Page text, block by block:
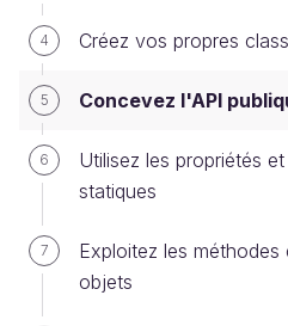
4 Créez vos propres
5 Concevez l'API
6
Utilisez les propriétés
statiques
7
Exploitez les méthodes
objets